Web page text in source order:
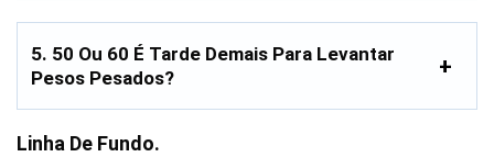
5. 50 Ou 60 É Tarde Demais Para Levantar
Pesos Pesados?
Linha De Fundo.